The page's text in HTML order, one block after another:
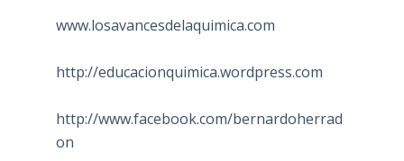
www.losavancesdelaquimica.com
http://educacionquimica.wordpress.com
http://www.facebook.com/bernardoherrad
on